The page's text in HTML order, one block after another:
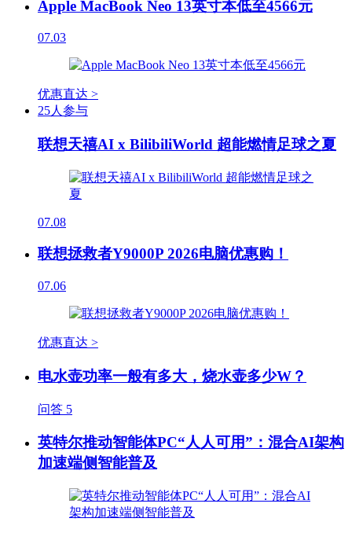
Apple MacBook Neo 13英寸本低至4566元
07.03
优惠直达 >
25人参与
联想天禧AI x BilibiliWorld 超能燃情足球之夏
07.08
联想拯救者Y9000P 2026电脑优惠购！
07.06
优惠直达 >
电水壶功率一般有多大，烧水壶多少W？
问答 5
英特尔推动智能体PC“人人可用”：混合AI架构
加速端侧智能普及